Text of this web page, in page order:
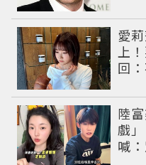
愛
上
回
陸
戲
喊